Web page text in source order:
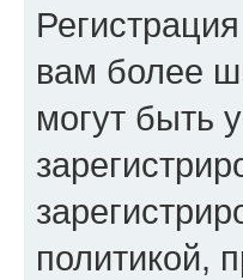
вам более
могут быть
политикой,